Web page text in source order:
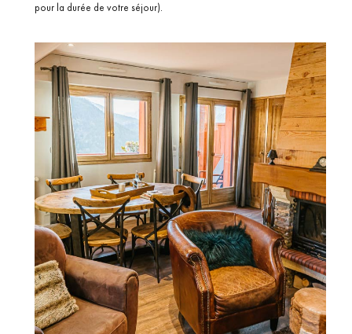
pour la durée de votre séjour).